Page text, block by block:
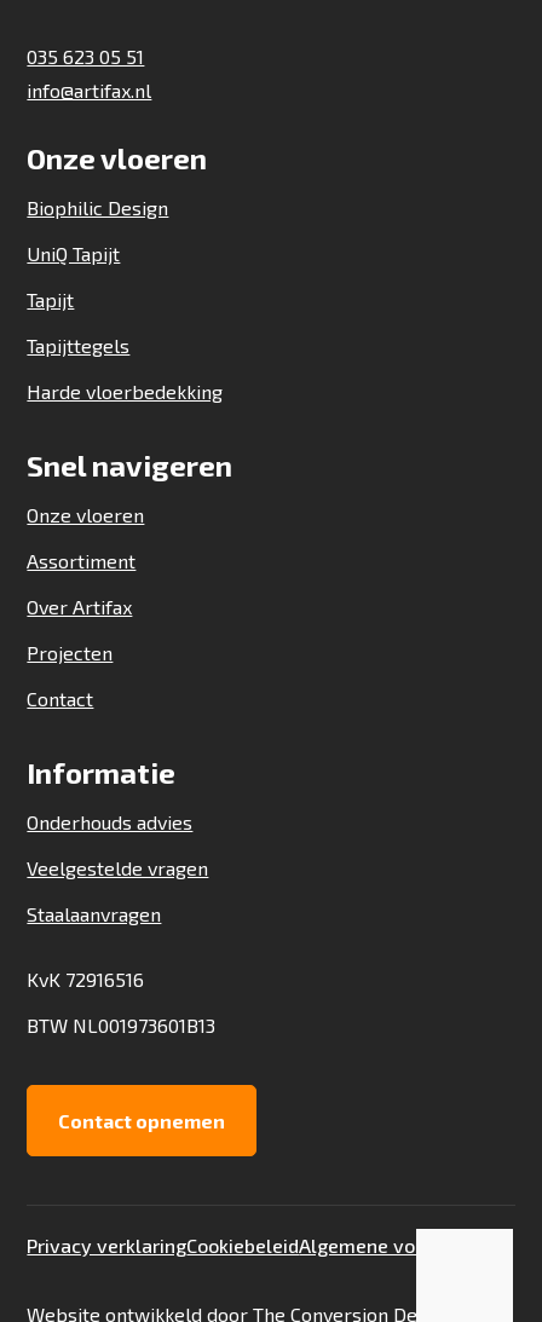
035 623 05 51
info@artifax.nl
Onze vloeren
Biophilic Design
UniQ Tapijt
Tapijt
Tapijttegels
Harde vloerbedekking
Snel navigeren
Onze vloeren
Assortiment
Over Artifax
Projecten
Contact
Informatie
Onderhouds advies
Veelgestelde vragen
Staalaanvragen
KvK 72916516
BTW NL001973601B13
Contact opnemen
Privacy verklaringCookiebeleidAlgemene voorwaarden
Website ontwikkeld doorThe Conversion Department